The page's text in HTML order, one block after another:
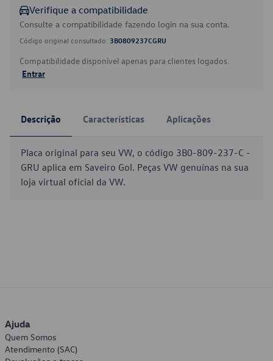
Verifique a compatibilidade
Consulte a compatibilidade fazendo login na sua conta.
Código original consultado: 3B0809237CGRU
Compatibilidade disponível apenas para clientes logados.
Entrar
Descrição Características Aplicações
Placa original para seu VW, o código 3B0-809-237-C -
GRU aplica em Saveiro Gol. Peças VW genuínas na sua
loja virtual oficial da VW.
Ajuda
Quem Somos
Atendimento (SAC)